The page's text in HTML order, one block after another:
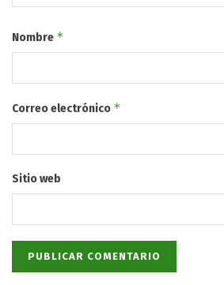
Nombre *
Correo electrónico *
Sitio web